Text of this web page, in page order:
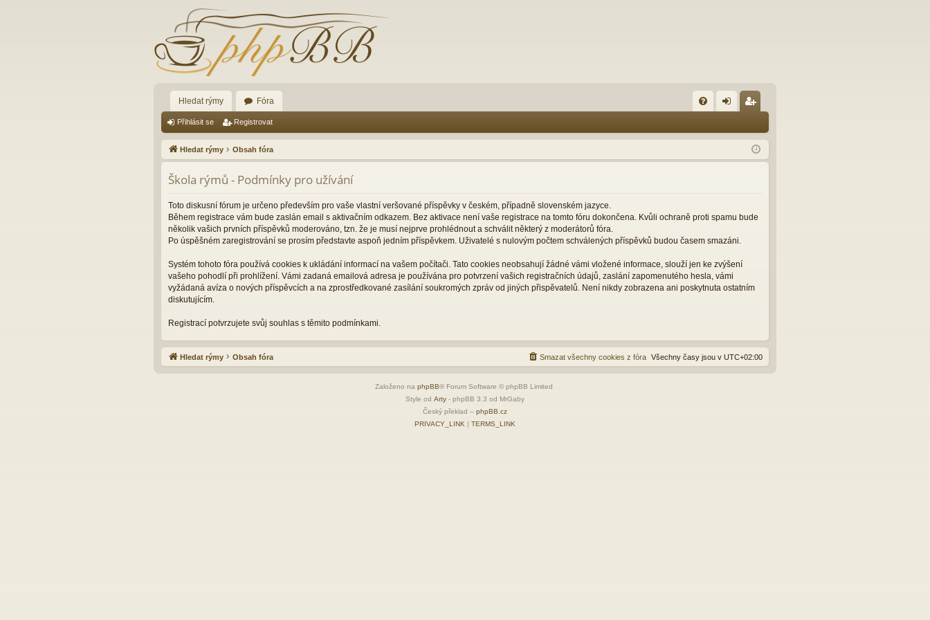
Hledat rýmy Fóra
Q lá
sit
ist
ro
Přihlásit se Registrovat
Hledat rýmy Obsah fóra
Škola rýmů - Podmínky pro užívání
Toto diskusní fórum je určeno především pro vaše vlastní veršované příspěvky v českém, případně slovenském jazyce.
Během registrace vám bude zaslán email s aktivačním odkazem. Bez aktivace není vaše registrace na tomto fóru dokončena. Kvůli ochraně proti spamu bude
několik vašich prvních příspěvků moderováno, tzn. že je musí nejprve prohlédnout a schválit některý z moderátorů fóra.
Po úspěšném zaregistrování se prosím představte aspoň jedním příspěvkem. Uživatelé s nulovým počtem schválených příspěvků budou časem smazáni.
Systém tohoto fóra používá cookies k ukládání informací na vašem počítači. Tato cookies neobsahují žádné vámi vložené informace, slouží jen ke zvýšení
vašeho pohodlí při prohlížení. Vámi zadaná emailová adresa je používána pro potvrzení vašich registračních údajů, zaslání zapomenutého hesla, vámi
vyžádaná avíza o nových příspěvcích a na zprostředkované zasílání soukromých zpráv od jiných přispěvatelů. Není nikdy zobrazena ani poskytnuta ostatním
diskutujícím.
Registrací potvrzujete svůj souhlas s těmito podmínkami.
Hledat rýmy Obsah fóra Všechny časy jsou v UTC+02:00
Smazat všechny cookies z fóra
Založeno na phpBB® Forum Software © phpBB Limited
Style od Arty - phpBB 3.3 od MrGaby
Český překlad – phpBB.cz
PRIVACY_LINK | TERMS_LINK